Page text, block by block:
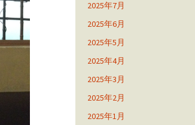
2025年7月
2025年6月
2025年5月
2025年4月
2025年3月
2025年2月
2025年1月